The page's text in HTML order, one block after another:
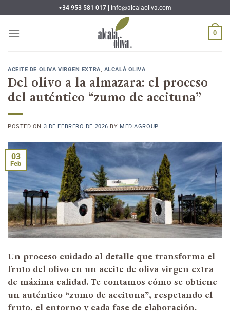
al
contenido
+34 953 581 017 | info@alcalaoliva.com
0
ACEITE DE OLIVA VIRGEN EXTRA, ALCALÁ OLIVA
Del olivo a la almazara: el proceso
del auténtico “zumo de aceituna”
POSTED ON 3 DE FEBRERO DE 2026 BY MEDIAGROUP
03
Feb
Un proceso cuidado al detalle que transforma el
fruto del olivo en un aceite de oliva virgen extra
de máxima calidad. Te contamos cómo se obtiene
un auténtico “zumo de aceituna”, respetando el
fruto, el entorno y cada fase de elaboración.